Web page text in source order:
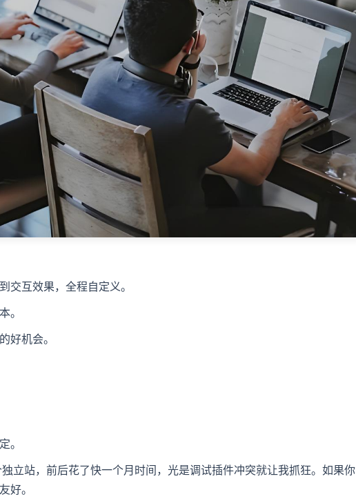
交互效果，全程自定义。
。
好机会。
。
立站，前后花了快一个月时间，光是调试插件冲突就让我抓狂。如果你
好。